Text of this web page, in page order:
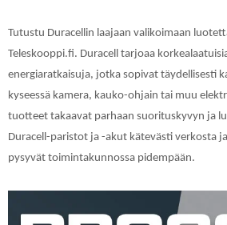
Tutustu Duracellin laajaan valikoimaan
Teleskooppi.fi. Duracell tarjoaa
energiaratkaisuja, jotka sopivat täydellisesti
kyseessä kamera, kauko-ohjain tai muu
tuotteet takaavat parhaan suorituskyvyn ja
Duracell-paristot ja -akut kätevästi verkosta
pysyvät toimintakunnossa pidempään.